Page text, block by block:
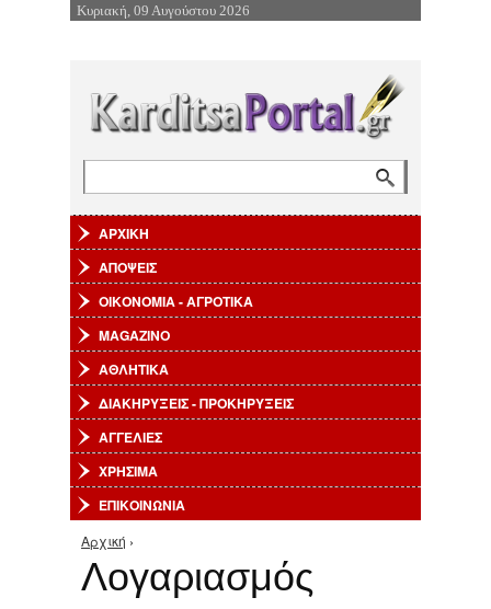
Επιστροφή στην Πλοήγηση
Κυριακή, 09 Αυγούστου 2026
ΑΡΧΙΚΗ
ΑΠΟΨΕΙΣ
ΟΙΚΟΝΟΜΙΑ - ΑΓΡΟΤΙΚΑ
MAGAZINO
ΑΘΛΗΤΙΚΑ
ΔΙΑΚΗΡΥΞΕΙΣ - ΠΡΟΚΗΡΥΞΕΙΣ
ΑΓΓΕΛΙΕΣ
ΧΡΗΣΙΜΑ
ΕΠΙΚΟΙΝΩΝΙΑ
Είστε εδώ
Αρχική ›
Λογαριασμός